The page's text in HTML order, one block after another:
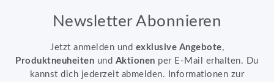
Newsletter Abonnieren
Jetzt anmelden und exklusive Angebote,
Produktneuheiten und Aktionen per E-Mail erhalten. Du
kannst dich jederzeit abmelden. Informationen zur